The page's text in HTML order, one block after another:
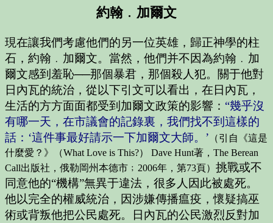
約翰﹒加爾文
現在讓我們考慮他們的另一位英雄，歸正神學的柱
石，約翰﹒加爾文。當然，他們并不因為約翰﹒加
爾文感到羞恥──那個暴君，那個殺人犯。關于他對
日內瓦的統治，從以下引文可以看出，在日內瓦，
生活的方方面面都受到加爾文政策的影響： “幾乎沒
有哪一天，在市議會的記錄裏，我們找不到這樣的
話： ‘這件事最好請示一下加爾文大師。’ （引自《這是
什麼愛？》（What Love is This?） Dave Hunt著，The Berean
Call出版社，俄勒岡州本德市﹔2006年，第73頁） 挑戰或不
同意他的“機構”無異于違法，很多人因此被處死。
他以完全的權威統治，因涉嫌傳播瘟疫，懷疑搞巫
術或背叛他把公民處死。日內瓦的公民激烈反對加